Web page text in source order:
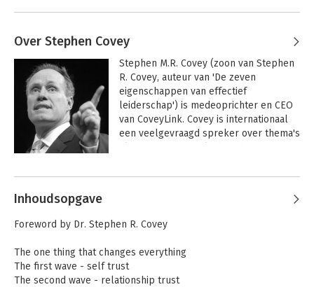
Over Stephen Covey
Stephen M.R. Covey (zoon van Stephen
R. Covey, auteur van 'De zeven
eigenschappen van effectief
leiderschap') is medeoprichter en CEO
van CoveyLink. Covey is internationaal
een veelgevraagd spreker over thema's
onder zijn leiding groeide het Covey
Andere boeken door Stephen Covey
Inhoudsopgave
Foreword by Dr. Stephen R. Covey
The one thing that changes everything
The first wave - self trust
The second wave - relationship trust